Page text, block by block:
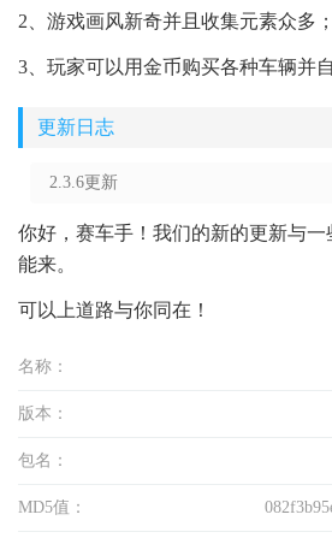
2、游戏画风新奇并且收集元素众多；
3、玩家可以用金币购买各种车辆并
更新日志
2.3.6更新
你好，赛车手！我们的新的更新与一
能来。
可以上道路与你同在！
名称：
版本：
包名：
MD5值：